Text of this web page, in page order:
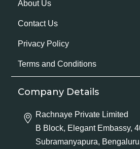
About Us
Contact Us
Privacy Policy
Terms and Conditions
Company Details
Rachnaye Private Limited
B Block, Elegant Embassy,
Subramanyapura,